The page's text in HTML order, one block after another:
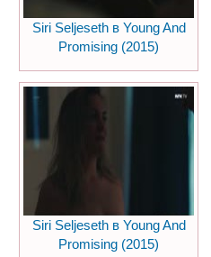
Siri Seljeseth в Young And
Promising (2015)
Siri Seljeseth в Young And
Promising (2015)